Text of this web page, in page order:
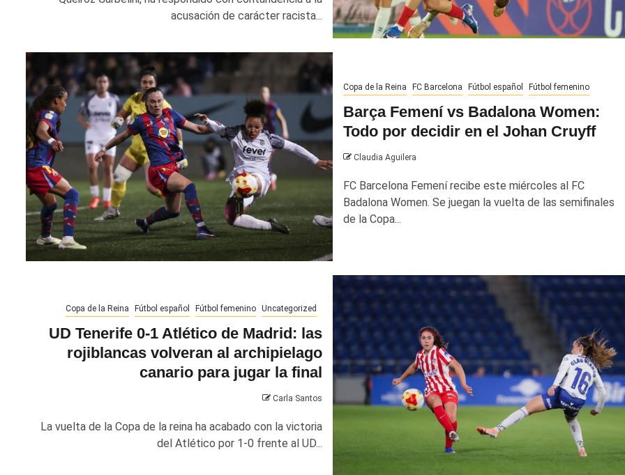
acusación de carácter racista...
Copa de la Reina FC Barcelona Fútbol español Fútbol femenino
Barça Femení vs Badalona Women:
Todo por decidir en el Johan Cruyff
Claudia Aguilera
FC Barcelona Femení recibe este miércoles al FC
Badalona Women. Se juegan la vuelta de las semifinales
de la Copa...
Copa de la Reina Fútbol español Fútbol femenino Uncategorized
UD Tenerife 0-1 Atlético de Madrid: las
rojiblancas volveran al archipielago
canario para jugar la final
Carla Santos
La vuelta de la Copa de la reina ha acabado con la victoria
del Atlético por 1-0 frente al UD...